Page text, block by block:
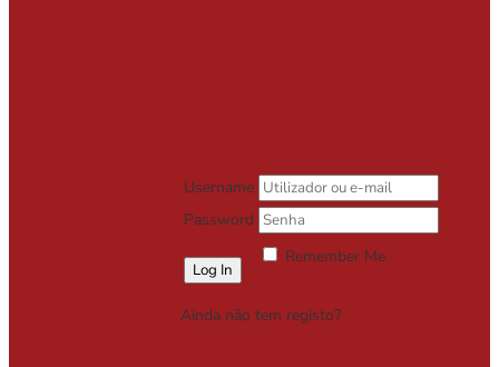
Username
Password
Remember Me
Ainda não tem registo?